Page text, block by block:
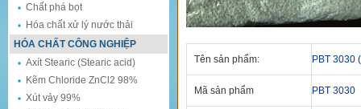
Chất phá bọt
Hóa chất xử lý nước thải
HÓA CHẤT CÔNG NGHIỆP
Axít Stearic (Stearic acid)
Kẽm Chloride ZnCl2 98%
Xút vảy 99%
Tên sản phẩm: PBT 3030
Mã sản phẩm PBT 3030